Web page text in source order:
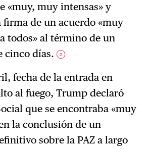
«muy, muy intensas» y
firma de un acuerdo «muy
todos» al término de un
cinco días.
2
fecha de la entrada en
al fuego, Trump declaró
que se encontraba «muy
la conclusión de un
sobre la PAZ a largo